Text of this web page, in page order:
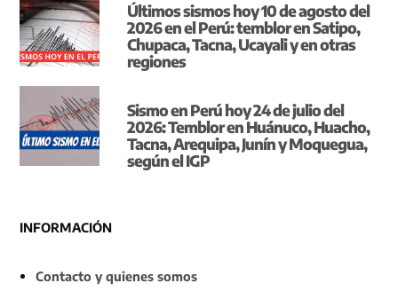
Últimos sismos hoy 10 de agosto del
2026 en el Perú: temblor en Satipo,
Chupaca, Tacna, Ucayali y en otras
regiones
Sismo en Perú hoy 24 de julio del
2026: Temblor en Huánuco, Huacho,
Tacna, Arequipa, Junín y Moquegua,
según el IGP
INFORMACIÓN
Contacto y quienes somos